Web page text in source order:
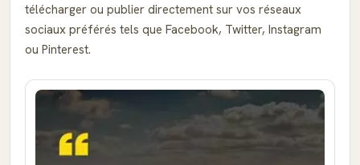
télécharger ou publier directement sur vos réseaux
sociaux préférés tels que Facebook, Twitter, Instagram
ou Pinterest.